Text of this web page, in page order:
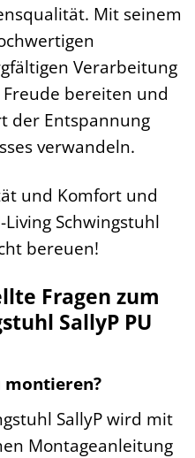
Mit seinem
Verarbeitung
bereiten und
der Entspannung
verwandeln.
und Komfort und
Living Schwingstuhl
bereuen!
Fragen zum
SallyP PU
montieren?
SallyP wird mit
Montageanleitung